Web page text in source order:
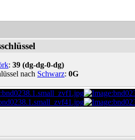
: 39 (dg-dg-0-dg)
nach Schwarz: 0G